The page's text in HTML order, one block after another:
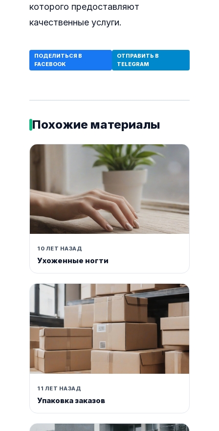
которого предоставляют
качественные услуги.
ПОДЕЛИТЬСЯ В
FACEBOOK
ОТПРАВИТЬ В
TELEGRAM
Похожие материалы
10 ЛЕТ НАЗАД
Ухоженные ногти
11 ЛЕТ НАЗАД
Упаковка заказов